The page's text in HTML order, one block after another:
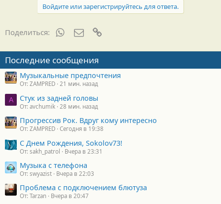
Войдите или зарегистрируйтесь для ответа.
Поделиться: WhatsAppЭлектронная почта
Последние сообщения
Музыкальные предпочтения
От: ZAMPRED 21 мин. назад
A Стук из задней головы
От: avchumik 28 мин. назад
Прогрессив Рок. Вдруг кому интересно
От: ZAMPRED Сегодня в 19:38
С Днем Рождения, Sokolov73!
От: sakh_patrol Вчера в 23:31
Музыка с телефона
От: swyazist Вчера в 22:03
Проблема с подключением блютуза
От: Tarzan Вчера в 20:47